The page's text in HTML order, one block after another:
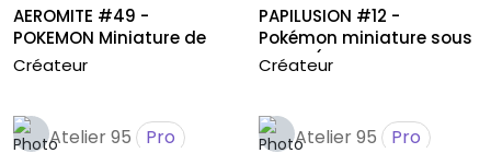
AEROMITE #49 -
POKEMON Miniature de
collection sty...
Créateur
PAPILUSION #12 -
Pokémon miniature sous
cadre (sty...
Créateur
Atelier 95 Pro Atelier 95 Pro